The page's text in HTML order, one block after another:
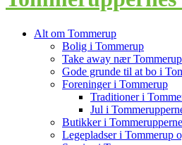
Alt om Tommerup
Bolig i Tommerup
Take away nær
Gode grunde til at bo i
Foreninger i Tommerup
Traditioner i
Jul i
Butikker i Tommerupperne
Legepladser i Tommerup